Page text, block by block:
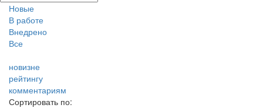
Новые
В работе
Внедрено
Все
новизне
рейтингу
комментариям
Сортировать по: